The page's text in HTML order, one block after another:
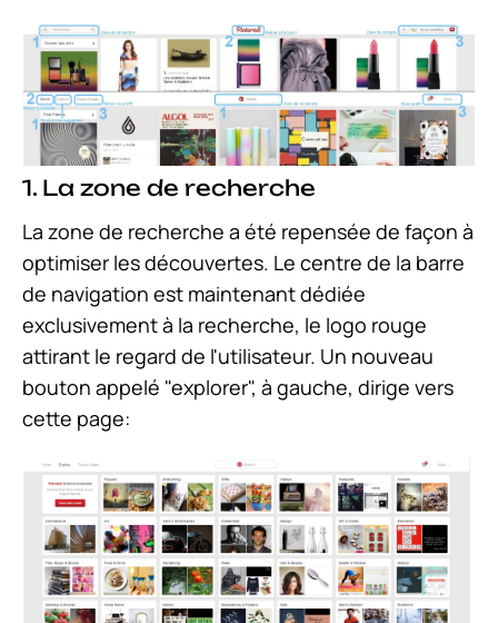
1. La zone de recherche
La zone de recherche a été repensée de façon à
optimiser les découvertes. Le centre de la barre
de navigation est maintenant dédiée
exclusivement à la recherche, le logo rouge
attirant le regard de l'utilisateur. Un nouveau
bouton appelé "explorer", à gauche, dirige vers
cette page: